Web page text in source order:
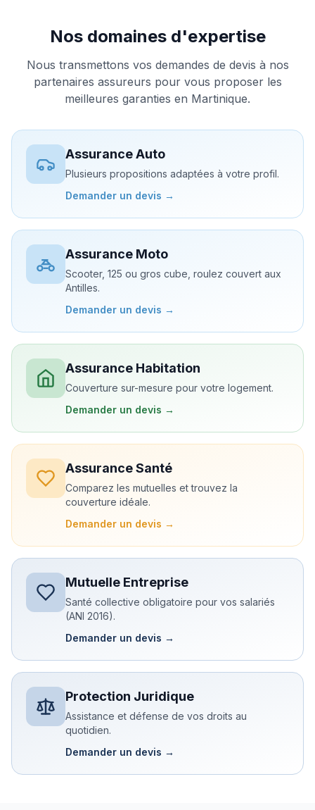
Nos domaines d'expertise
Nous transmettons vos demandes de devis à nos
partenaires assureurs pour vous proposer les
meilleures garanties en Martinique.
Assurance Auto
Plusieurs propositions adaptées à votre profil.
Demander un devis →
Assurance Moto
Scooter, 125 ou gros cube, roulez couvert aux
Antilles.
Demander un devis →
Assurance Habitation
Couverture sur-mesure pour votre logement.
Demander un devis →
Assurance Santé
Comparez les mutuelles et trouvez la
couverture idéale.
Demander un devis →
Mutuelle Entreprise
Santé collective obligatoire pour vos salariés
(ANI 2016).
Demander un devis →
Protection Juridique
Assistance et défense de vos droits au
quotidien.
Demander un devis →